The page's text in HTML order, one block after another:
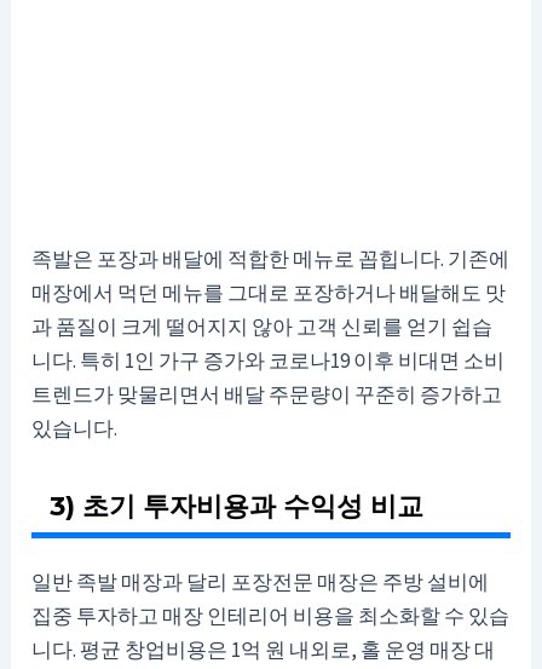
족발은 포장과 배달에 적합한 메뉴로 꼽힙니다. 기존에
매장에서 먹던 메뉴를 그대로 포장하거나 배달해도 맛
과 품질이 크게 떨어지지 않아 고객 신뢰를 얻기 쉽습
니다. 특히 1인 가구 증가와 코로나19 이후 비대면 소비
트렌드가 맞물리면서 배달 주문량이 꾸준히 증가하고
있습니다.
3) 초기 투자비용과 수익성 비교
일반 족발 매장과 달리 포장전문 매장은 주방 설비에
집중 투자하고 매장 인테리어 비용을 최소화할 수 있습
니다. 평균 창업비용은 1억 원 내외로, 홀 운영 매장 대